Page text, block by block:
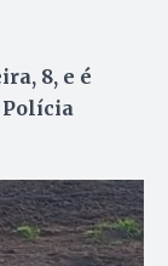
8, e é
Polícia